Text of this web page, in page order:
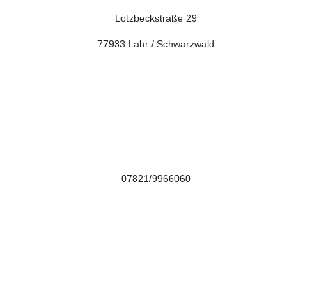
Lotzbeckstraße 29
77933 Lahr / Schwarzwald
07821/9966060